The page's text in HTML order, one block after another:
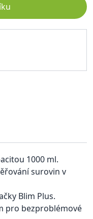
1000 ml.
surovin v
Blim Plus.
pro bezproblémové